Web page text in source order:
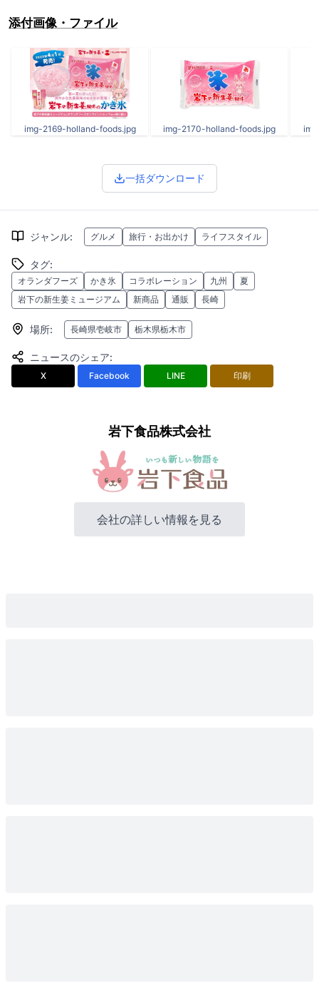
添付画像・ファイル
img-2169-holland-foods.jpg img-2170-holland-foods.jpg
一括ダウンロード
ジャンル: グルメ 旅行・お出かけ ライフスタイル
タグ:
オランダフーズ かき氷 コラボレーション 九州
夏
岩下の新生姜ミュージアム
新商品 通販 長崎
場所: 長崎県壱岐市 栃木県栃木市
ニュースのシェア:
X Facebook LINE 印刷
岩下食品株式会社
会社の詳しい情報を見る